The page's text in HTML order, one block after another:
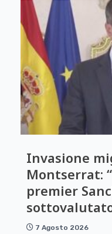
Invasione
Montserrat:
premier
7 Agosto 2026